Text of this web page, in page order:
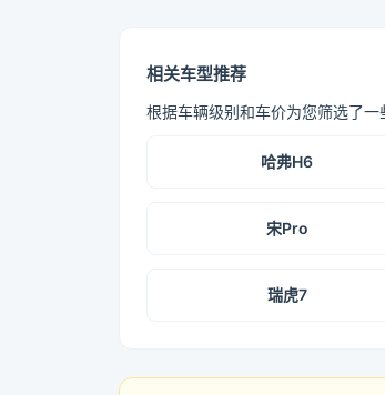
相关车型推荐
根据车辆级别和车价为您筛选了
哈弗H6
宋Pro
瑞虎7